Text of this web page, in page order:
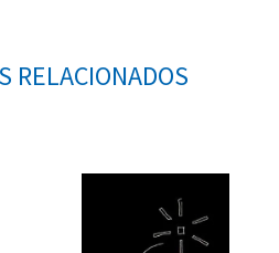
RELACIONADOS